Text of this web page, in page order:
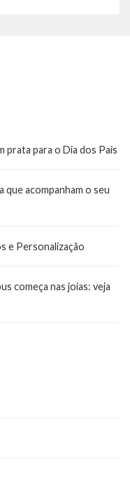
prata para o Dia dos Pais
que acompanham o seu
e Personalização
começa nas joias: veja